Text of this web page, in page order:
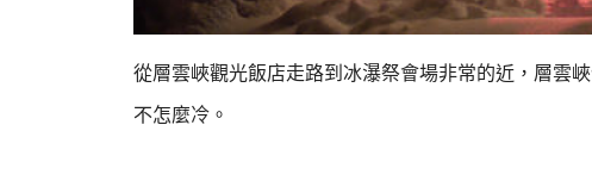
從層雲峽觀光飯店走路到冰瀑祭會場非常的近， 層雲
不怎麼冷。